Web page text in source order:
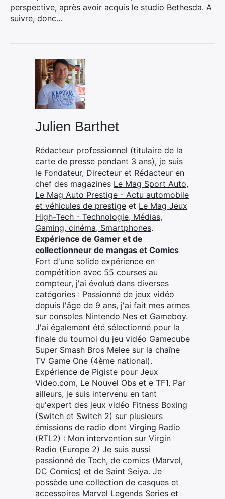
perspective, après avoir acquis le studio Bethesda. A
suivre, donc…
Julien Barthet
Rédacteur professionnel (titulaire de la
carte de presse pendant 3 ans), je suis
le Fondateur, Directeur et Rédacteur en
chef des magazines Le Mag Sport Auto,
Le Mag Auto Prestige - Actu automobile
et véhicules de prestige et Le Mag Jeux
High-Tech - Technologie, Médias,
Gaming, cinéma, Smartphones.
Expérience de Gamer et de
collectionneur de mangas et Comics
Fort d'une solide expérience en
compétition avec 55 courses au
compteur, j'ai évolué dans diverses
catégories : Passionné de jeux vidéo
depuis l'âge de 9 ans, j'ai fait mes armes
sur consoles Nintendo Nes et Gameboy.
J'ai également été sélectionné pour la
finale du tournoi du jeu vidéo Gamecube
Super Smash Bros Melee sur la chaîne
TV Game One (4ème national).
Expérience de Pigiste pour Jeux
Video.com, Le Nouvel Obs et e TF1. Par
ailleurs, je suis intervenu en tant
qu'expert des jeux vidéo Fitness Boxing
(Switch et Switch 2) sur plusieurs
émissions de radio dont Virging Radio
(RTL2) : Mon intervention sur Virgin
Radio (Europe 2) Je suis aussi
passionné de Tech, de comics (Marvel,
DC Comics) et de Saint Seiya. Je
possède une collection de casques et
accessoires Marvel Legends Series et